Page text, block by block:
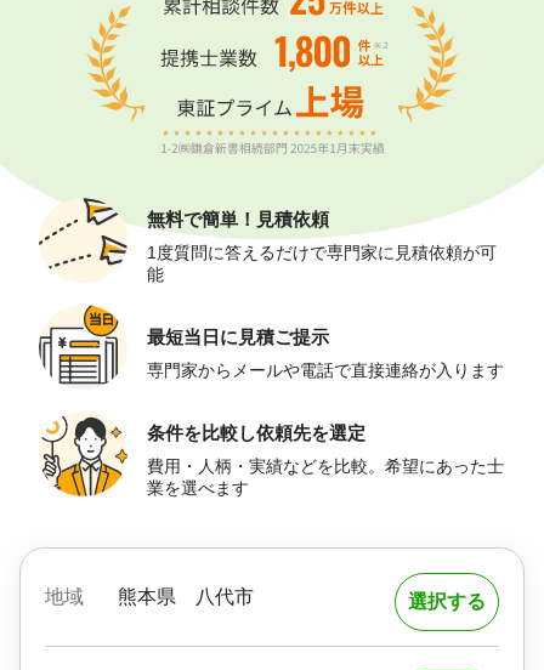
無料で簡単！ 見積依頼
1度質問に答えるだけで専門家に見積依頼が可
能
最短当日に 見積ご提示
専門家からメールや電話で直接連絡が入ります
条件を比較し依頼先を選定
費用・人柄・実績などを比較。希望にあった士
業を選べます
地域 熊本県 八代市 選択する